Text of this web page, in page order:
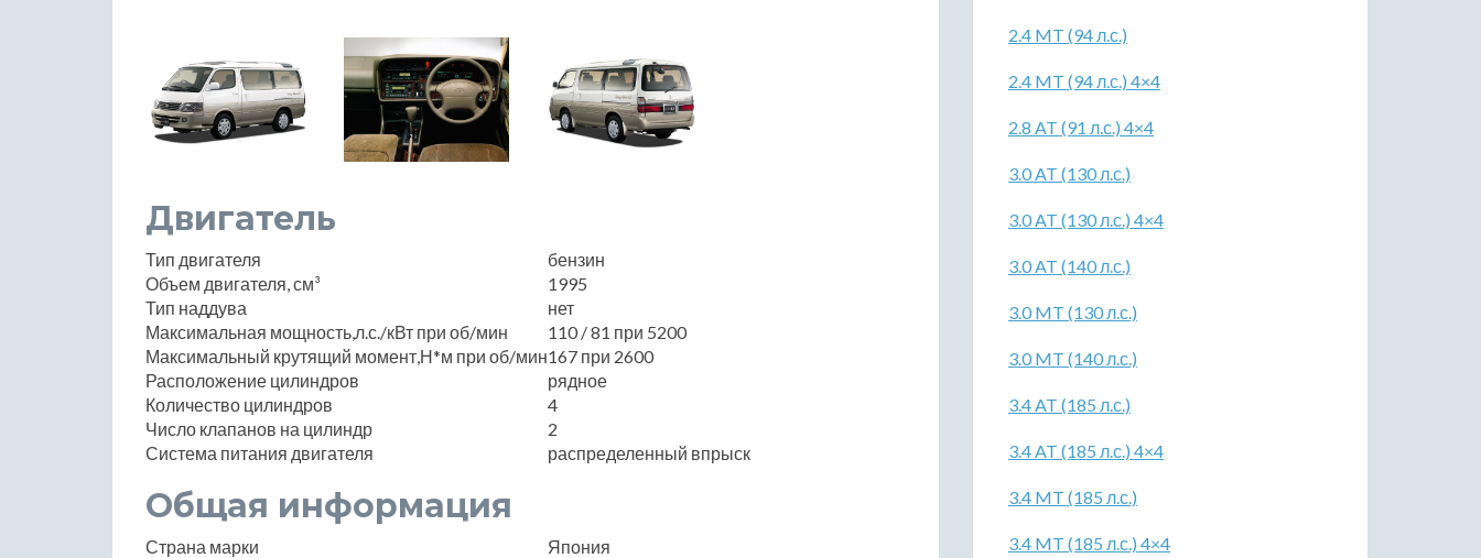
Двигатель
Тип двигателя
бензин
Объем двигателя, см³
1995
Тип наддува
нет
Максимальная мощность,л.с./кВт при об/мин
110 / 81 при 5200
Максимальный крутящий момент,Н*м при об/мин167 при 2600
Расположение цилиндров
рядное
Количество цилиндров
4
Число клапанов на цилиндр
2
Система питания двигателя
распределенный впрыск
Общая информация
Страна марки
Япония
2.4 MT (94 л.с.)
2.4 MT (94 л.с.) 4×4
2.8 AT (91 л.с.) 4×4
3.0 AT (130 л.с.)
3.0 AT (130 л.с.) 4×4
3.0 AT (140 л.с.)
3.0 MT (130 л.с.)
3.0 MT (140 л.с.)
3.4 AT (185 л.с.)
3.4 AT (185 л.с.) 4×4
3.4 MT (185 л.с.)
3.4 MT (185 л.с.) 4×4